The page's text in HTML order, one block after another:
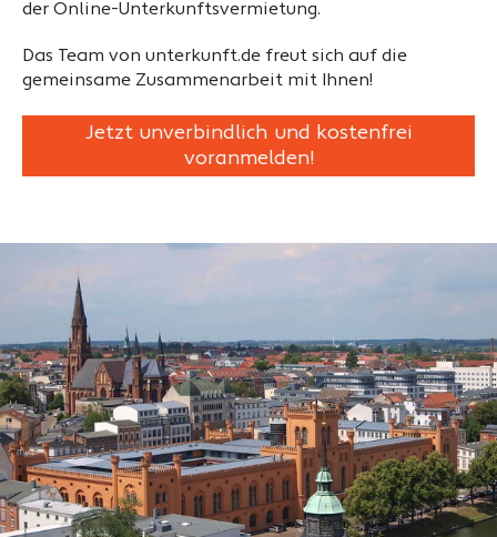
der Online-Unterkunftsvermietung.
Das Team von unterkunft.de freut sich auf die
gemeinsame Zusammenarbeit mit Ihnen!
Jetzt unverbindlich und kostenfrei
voranmelden!